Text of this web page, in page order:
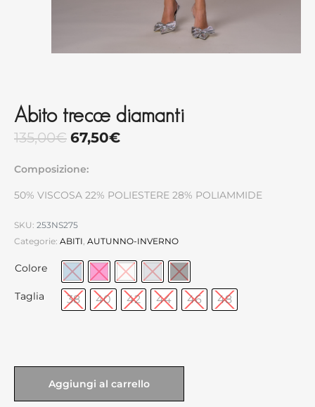
Abito trecce diamanti
135,00€ 67,50€
Composizione:
50% VISCOSA 22% POLIESTERE 28% POLIAMMIDE
SKU: 253NS275
Categorie: ABITI AUTUNNO-INVERNO
Colore
Taglia 38 40 42 44 46 48
Aggiungi al carrello